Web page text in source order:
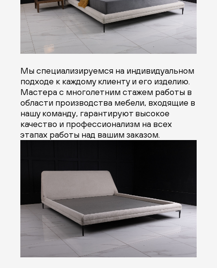
Мы специализируемся на индивидуальном
подходе к каждому клиенту и его изделию.
Мастера с многолетним стажем работы в
области производства мебели, входящие в
нашу команду, гарантируют высокое
качество и профессионализм на всех
этапах работы над вашим заказом.